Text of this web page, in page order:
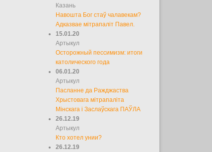
Казань
Навошта Бог стаў чалавекам?
Адказвае мітрапаліт Павел.
15.01.20
Артыкул
Осторожный пессимизм: итоги
католического года
06.01.20
Артыкул
Пасланне да Ражджаства
Хрыстовага мітрапаліта
Мінскага і Заслаўскага ПАЎЛА
26.12.19
Артыкул
Кто хотел унии?
26.12.19